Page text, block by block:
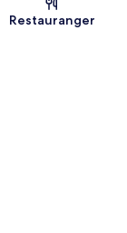
Restauranger